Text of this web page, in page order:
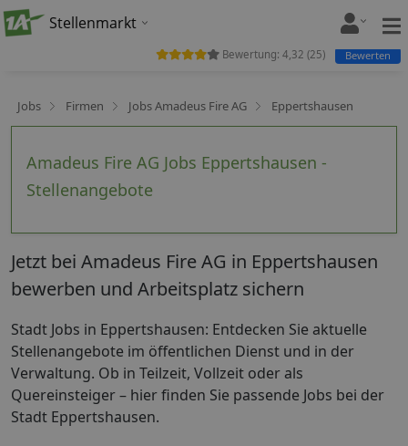
Stellenmarkt
Jobs Firmen Jobs Amadeus Fire AG Eppertshausen
Amadeus Fire AG Jobs Eppertshausen -
Stellenangebote
Bewertung: 4,32 (25) Bewerten
Jetzt bei Amadeus Fire AG in Eppertshausen
bewerben und Arbeitsplatz sichern
Stadt Jobs in Eppertshausen: Entdecken Sie aktuelle
Stellenangebote im öffentlichen Dienst und in der
Verwaltung. Ob in Teilzeit, Vollzeit oder als
Quereinsteiger – hier finden Sie passende Jobs bei der
Stadt Eppertshausen.